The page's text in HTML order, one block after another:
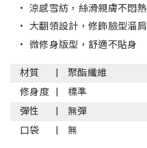
• 涼感雪紡，絲滑親膚不悶熱
• 大翻領設計，修飾臉型溜肩
• 微修身版型，舒適不貼身
材質
聚酯纖維
修身度
標準
彈性
無彈
口袋
無